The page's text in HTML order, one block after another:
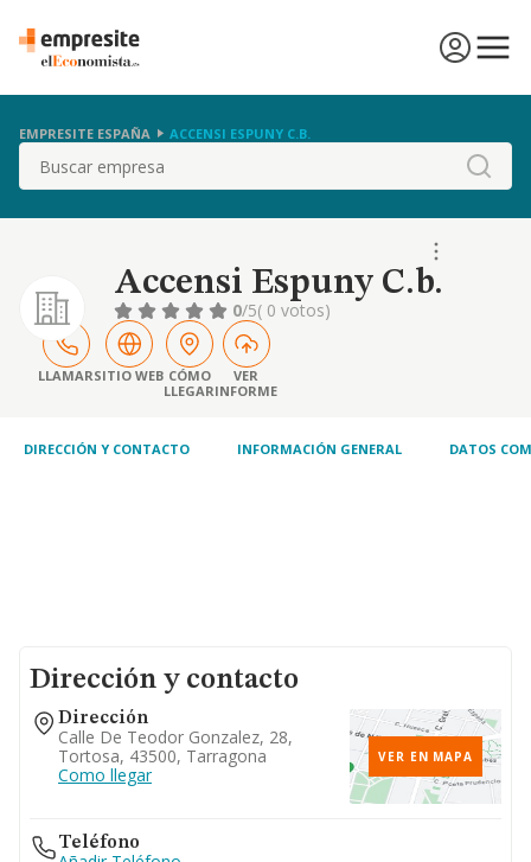
EMPRESITE ESPAÑA ACCENSI ESPUNY C.B.
Buscar
Accensi Espuny C.b.
0/5( 0 votos)
LLAMARSITIO WEB CÓMO
LLEGAR
VER
INFORME
DIRECCIÓN Y CONTACTO INFORMACIÓN GENERAL DATOS
Dirección y contacto
Dirección
Calle De Teodor Gonzalez, 28,
Tortosa, 43500, Tarragona
Como llegar
VER EN MAPA
Teléfono